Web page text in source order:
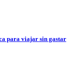
para viajar sin gastar